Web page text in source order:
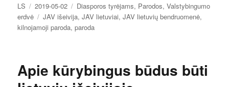
Autorius
LS Paskelbta
2019-05-02 Kategorijos
Diasporos tyrėjams, Parodos,Valstybingumo
erdvė
Žymos
JAV išeivija,JAV lietuviai,JAV lietuvių bendruomenė,
kilnojamoji paroda,paroda
Apie kūrybingus būdus būti